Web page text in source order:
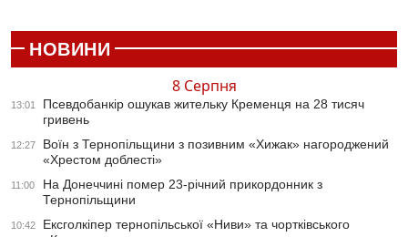
НОВИНИ
8 Серпня
13:01
Псевдобанкір ошукав жительку Кременця на 28 тисяч
гривень
12:27
Воїн з Тернопільщини з позивним «Хижак» нагороджений
«Хрестом доблесті»
11:00
На Донеччині помер 23-річний прикордонник з
Тернопільщини
10:42
Ексголкіпер тернопільської «Ниви» та чортківського